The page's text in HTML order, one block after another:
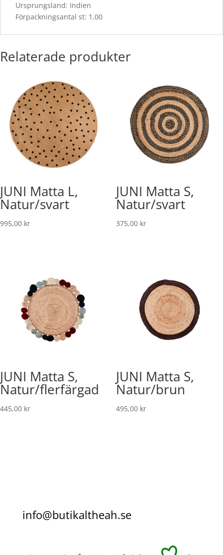
Ursprungsland: Indien
Förpackningsantal st: 1,00
Relaterade produkter
JUNI Matta L,
Natur/svart
995,00 kr
JUNI Matta S,
Natur/svart
375,00 kr
JUNI Matta S,
Natur/flerfärgad
445,00 kr
JUNI Matta S,
Natur/brun
495,00 kr
info@butikaltheah.se